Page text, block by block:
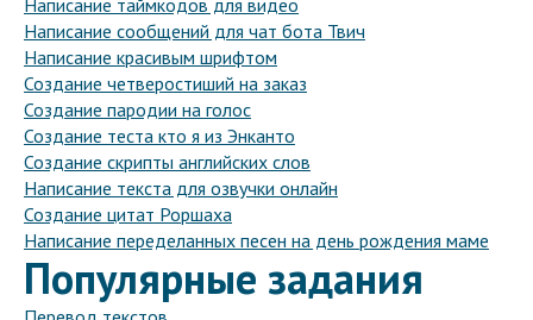
Написание таймкодов для видео
Написание сообщений для чат бота Твич
Написание красивым шрифтом
Создание четверостиший на заказ
Создание пародии на голос
Создание теста кто я из Энканто
Создание скрипты английских слов
Написание текста для озвучки онлайн
Создание цитат Роршаха
Написание переделанных песен на день рождения маме
Популярные задания